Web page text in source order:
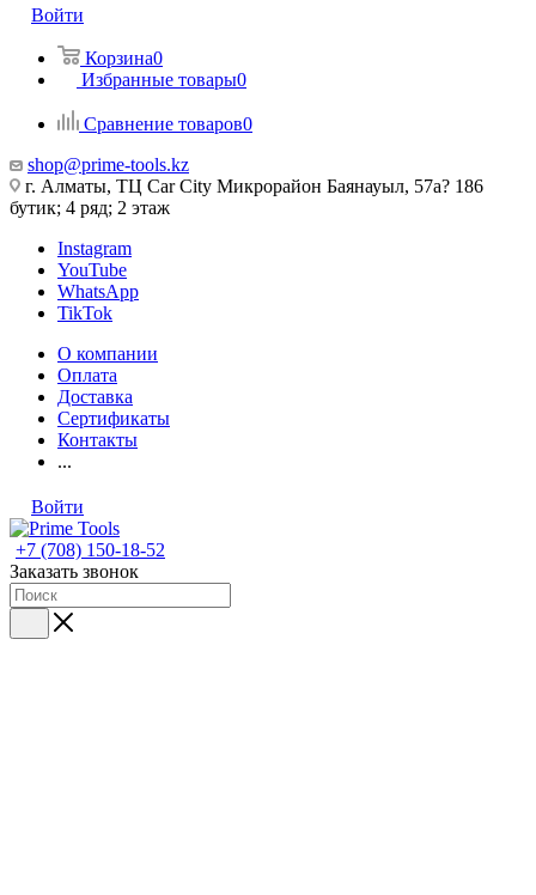
Войти
Корзина0
Избранные товары0
Сравнение товаров0
shop@prime-tools.kz
г. Алматы, ТЦ Car City​ ​Микрорайон Баянауыл, 57а? ​186
бутик; 4 ряд; 2 этаж
Instagram
YouTube
WhatsApp
TikTok
О компании
Оплата
Доставка
Сертификаты
Контакты
...
Войти
+7 (708) 150-18-52
Заказать звонок